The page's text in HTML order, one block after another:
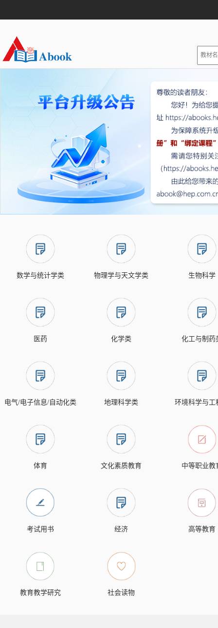
数学与统计学类 物理学与天文学类 生物科学
医药 化学类 化工与制药
电气/电子信息/自动化类 地理科学类 环境科学与工
体育 文化素质教育 中等职业教
考试用书 经济 高等教育
教育教学研究 社会读物